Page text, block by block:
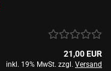
21,00 EUR
inkl. 19% MwSt. zzgl. Versand